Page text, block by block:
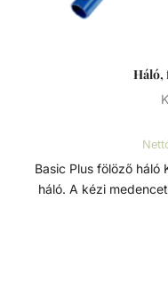
Háló,
Basic Plus fölöző háló Kiváló minőségű, esztétikus fölöző
háló. A kézi